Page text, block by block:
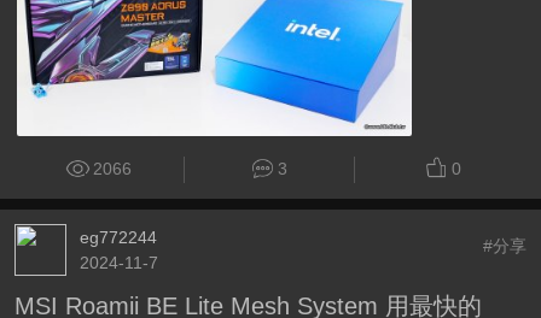
2066 3 0
eg772244
2024-11-7
#分享
MSI Roamii BE Lite Mesh System 用最快的